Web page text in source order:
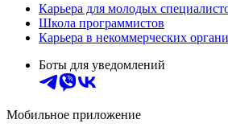
Карьера для молодых
Школа программистов
Карьера в некоммерческих
Боты для уведомлений
Мобильное приложение